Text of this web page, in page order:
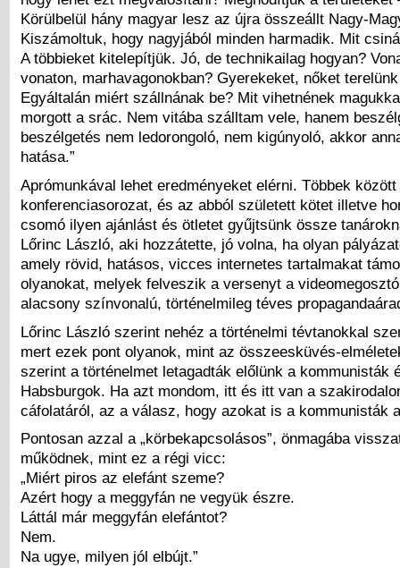
Körülbelül hány magyar lesz az újra összeállt Nagy-
Kiszámoltuk, hogy nagyjából minden harmadik. Mit
A többieket kitelepítjük. Jó, de technikailag hogyan?
vonaton, marhavagonokban? Gyerekeket, nőket
Egyáltalán miért szállnának be? Mit vihetnének
morgott a srác. Nem vitába szálltam vele, hanem
beszélgetés nem ledorongoló, nem kigúnyoló, akkor
hatása.”
Aprómunkával lehet eredményeket elérni. Többek
konferenciasorozat, és az abból született kötet illetve
csomó ilyen ajánlást és ötletet gyűjtsünk össze
Lőrinc László, aki hozzátette, jó volna, ha olyan
amely rövid, hatásos, vicces internetes tartalmakat
olyanokat, melyek felveszik a versenyt a
alacsony színvonalú, történelmileg téves
Lőrinc László szerint nehéz a történelmi tévtanokkal
mert ezek pont olyanok, mint az összeesküvés-
szerint a történelmet letagadták előlünk a kommunisták
Habsburgok. Ha azt mondom, itt és itt van a
cáfolatáról, az a válasz, hogy azokat is a kommunisták
Pontosan azzal a „körbekapcsolásos”, önmagába
működnek, mint ez a régi vicc:
„Miért piros az elefánt szeme?
Azért hogy a meggyfán ne vegyük észre.
Láttál már meggyfán elefántot?
Nem.
Na ugye, milyen jól elbújt.”